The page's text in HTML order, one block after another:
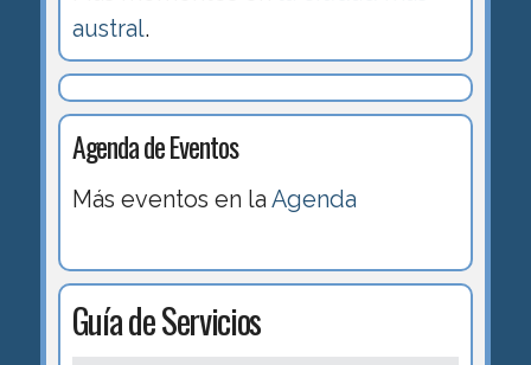
austral.
Agenda de Eventos
Más eventos en la Agenda
Guía de Servicios